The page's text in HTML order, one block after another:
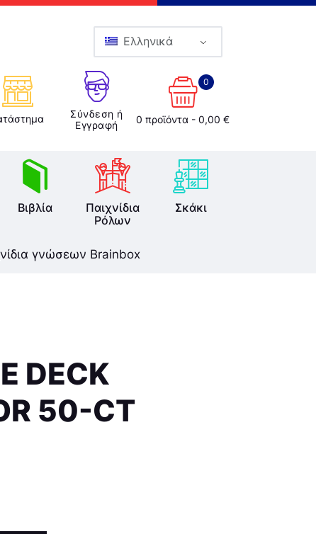
Ελληνικά
Σύνδεση ή
Εγγραφή
0 προϊόντα - 0,00 €
0
Βιβλία
Παιχνίδια
Ρόλων
Σκάκι
γνώσεων Brainbox
DECK
50-CT